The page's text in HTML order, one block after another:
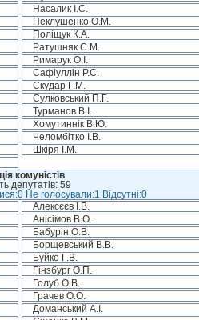
Насалик І.С.
Пеклушенко О.М.
Поліщук К.А.
Ратушняк С.М.
Римарук О.І.
Сафіуллін Р.С.
Скудар Г.М.
Сулковський П.Г.
Турманов В.І.
Хомутиннік В.Ю.
Челомбітко І.В.
Шкіря І.М.
комуністів
депутатів: 59
Не голосували:1 Відсутні:0
Алексєєв І.В.
Анісімов В.О.
Бабурін О.В.
Борщевський В.В.
Буйко Г.В.
Гінзбург О.П.
Голуб О.В.
Грачев О.О.
Доманський А.І.